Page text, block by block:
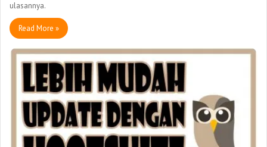
ulasannya.
Read More »